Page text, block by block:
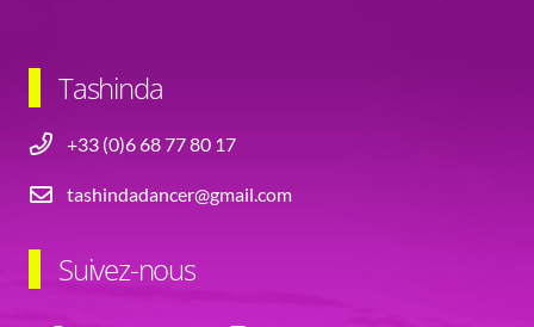
Tashinda
+33 (0)6 68 77 80 17
tashindadancer@gmail.com
Suivez-nous